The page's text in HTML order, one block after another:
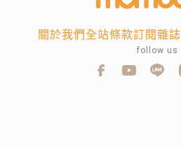
關於我們全站條款訂閱雜誌
follow us